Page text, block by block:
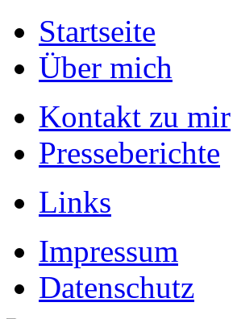
Startseite
Über mich
Kontakt zu mir
Presseberichte
Links
Impressum
Datenschutz